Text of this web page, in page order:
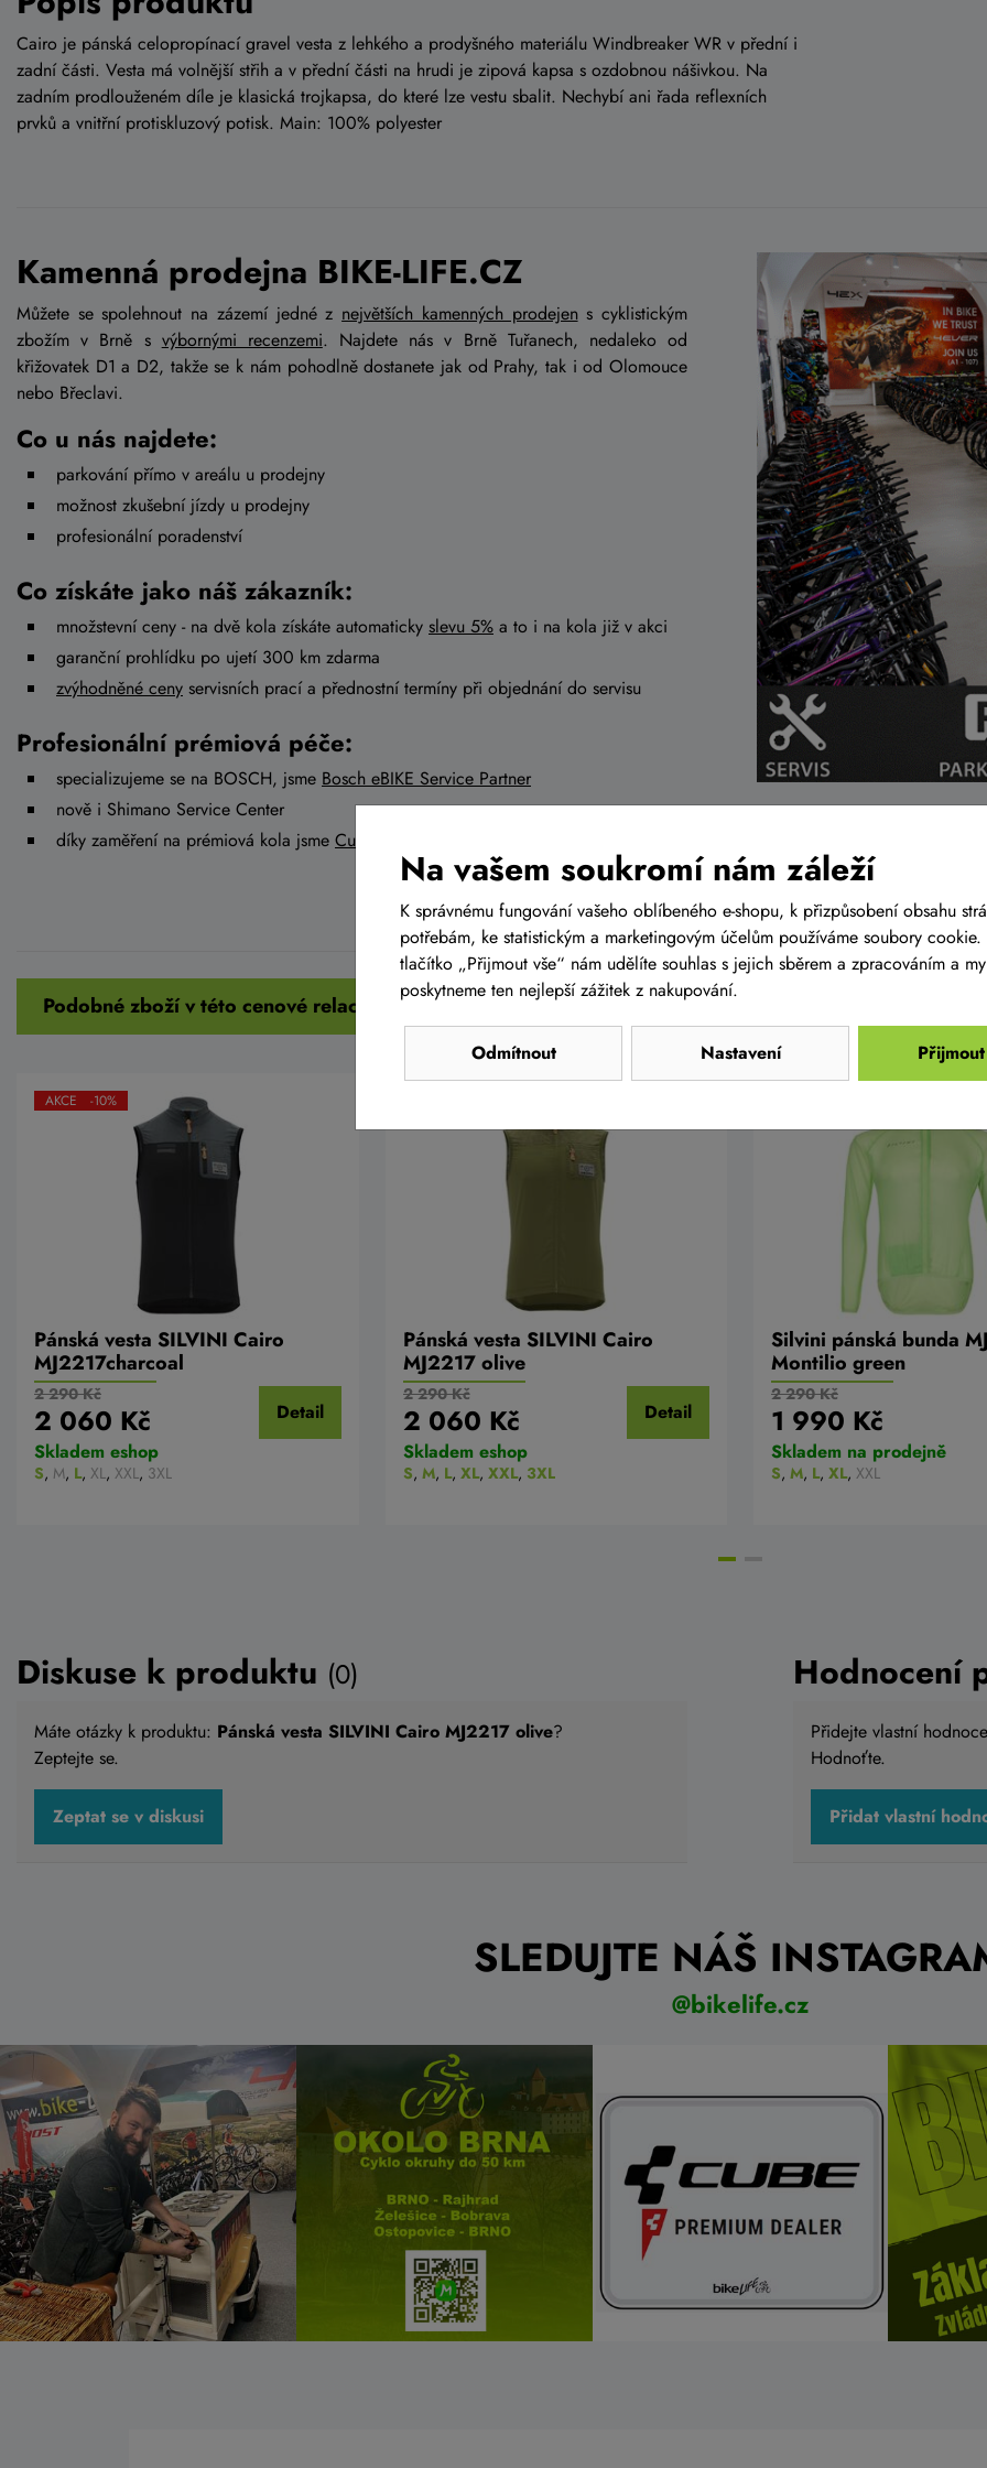
Cairo je pánská celopropínací gravel vesta z lehkého a prodyšného materiálu Windbreaker WR v přední i
zadní části. Vesta má volnější střih a v přední části na hrudi je zipová kapsa s ozdobnou nášivkou. Na
zadním prodlouženém díle je klasická trojkapsa, do které lze vestu sbalit. Nechybí ani řada reflexních
prvků a vnitřní protiskluzový potisk. Main: 100% polyester
Kamenná prodejna BIKE-LIFE.CZ
Můžete se spolehnout na zázemí jedné z největších kamenných prodejens cyklistickým
zbožím v Brně s výbornými recenzemi. Najdete nás v Brně Tuřanech, nedaleko od
křižovatek D1 a D2, takže se k nám pohodlně dostanete jak od Prahy, tak i od Olomouce
nebo Břeclavi.
Co u nás najdete:
parkování přímo v areálu u prodejny
možnost zkušební jízdy u prodejny
profesionální poradenství
Co získáte jako náš zákazník:
množstevní ceny - na dvě kola získáte automaticky slevu 5% a to i na kola již v akci
garanční prohlídku po ujetí 300 km zdarma
zvýhodněné ceny servisních prací a přednostní termíny při objednání do servisu
Profesionální prémiová péče:
specializujeme se na BOSCH, jsme Bosch eBIKE Service Partner
nově i Shimano Service Center
díky zaměření na prémiová kola jsme Cube Premium Dealer
Podobné zboží v této cenové relaci
Pánská vesta SILVINI Cairo
MJ2217charcoal
AKCE -10%
2 290 Kč
2 060 Kč
Skladem eshop
S, M, L, XL, XXL, 3XL
Detail
Pánská vesta SILVINI Cairo
MJ2217 olive
2 290 Kč
2 060 Kč
Skladem eshop
S, M, L, XL, XXL, 3XL
Detail
Silvini pánská bunda
Montilio green
2 290 Kč
1 990 Kč
Skladem na prodejně
S, M, L, XL, XXL
Diskuse k produktu (0)
Máte otázky k produktu: Pánská vesta SILVINI Cairo MJ2217 olive?
Zeptejte se.
Zeptat se v diskusi
Hodnocení
Přidejte vlastní
Hodnoťte.
Přidat vlastní
SLEDUJTE NÁŠ
@bikelife.cz
Na vašem soukromí nám záleží
K správnému fungování vašeho oblíbeného e-shopu, k přizpůsobení obsahu
potřebám, ke statistickým a marketingovým účelům používáme soubory
tlačítko „Přijmout vše“ nám udělíte souhlas s jejich sběrem a zpracováním a
poskytneme ten nejlepší zážitek z nakupování.
Odmítnout Nastavení